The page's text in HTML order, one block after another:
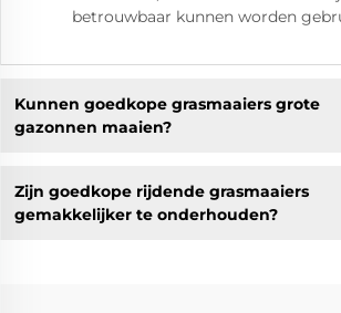
betrouwbaar kunnen worden
Kunnen goedkope grasmaaiers grote
gazonnen maaien?
Zijn goedkope rijdende grasmaaiers
gemakkelijker te onderhouden?